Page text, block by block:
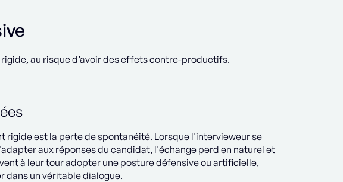
au risque d’avoir des effets contre-productifs.
est la perte de spontanéité. Lorsque l'intervieweur se
aux réponses du candidat, l'échange perd en naturel et
à leur tour adopter une posture défensive ou artificielle,
dans un véritable dialogue.